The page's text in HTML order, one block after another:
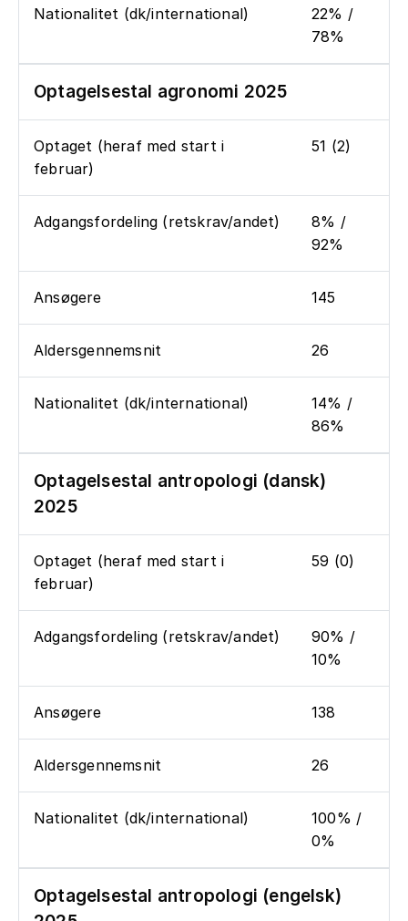
Nationalitet (dk/international)
22% /
78%
Optagelsestal agronomi 2025
Optaget (heraf med start i
februar)
51 (2)
Adgangsfordeling (retskrav/andet)
8% /
92%
Ansøgere 145
Aldersgennemsnit 26
Nationalitet (dk/international)
14% /
86%
Optagelsestal antropologi (dansk)
2025
Optaget (heraf med start i
februar)
59 (0)
Adgangsfordeling (retskrav/andet)
90% /
10%
Ansøgere 138
Aldersgennemsnit 26
Nationalitet (dk/international)
100% /
0%
Optagelsestal antropologi (engelsk)